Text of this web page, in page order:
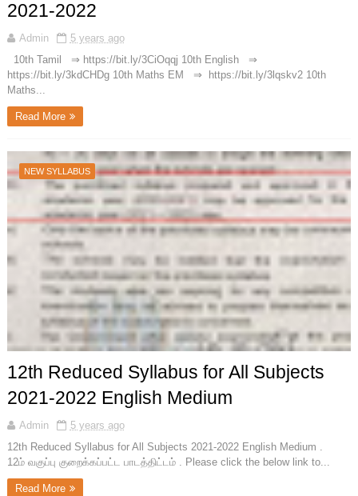
2021-2022
Admin
5 years ago
10th Tamil ⇒ https://bit.ly/3CiOqqj 10th English ⇒
https://bit.ly/3kdCHDg 10th Maths EM ⇒ https://bit.ly/3lqskv2 10th
Maths...
Read More
NEW SYLLABUS
12th Reduced Syllabus for All Subjects
2021-2022 English Medium
Admin
5 years ago
12th Reduced Syllabus for All Subjects 2021-2022 English Medium .
12ம் வகுப்பு குறைக்கப்பட்ட பாடத்திட்டம் . Please click the below link to...
Read More